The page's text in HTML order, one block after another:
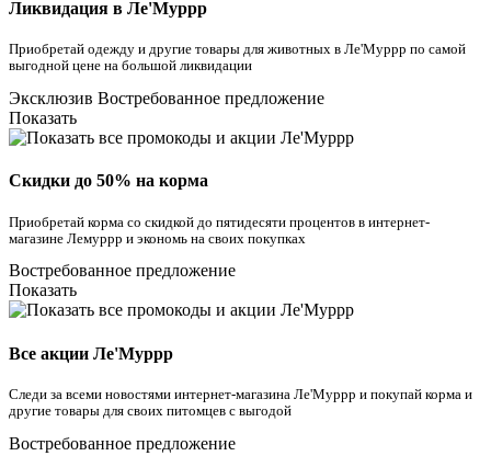
Ликвидация в Ле'Муррр
Приобретай одежду и другие товары для животных в Ле'Муррр по самой
выгодной цене на большой ликвидации
Эксклюзив Востребованное предложение
Показать
Скидки до 50% на корма
Приобретай корма со скидкой до пятидесяти процентов в интернет-
магазине Лемуррр и экономь на своих покупках
Востребованное предложение
Показать
Все акции Ле'Муррр
Следи за всеми новостями интернет-магазина Ле'Муррр и покупай корма и
другие товары для своих питомцев с выгодой
Востребованное предложение